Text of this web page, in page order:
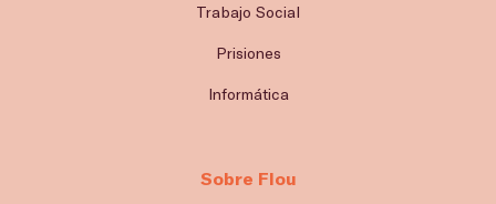
Trabajo Social
Prisiones
Informática
Sobre Flou